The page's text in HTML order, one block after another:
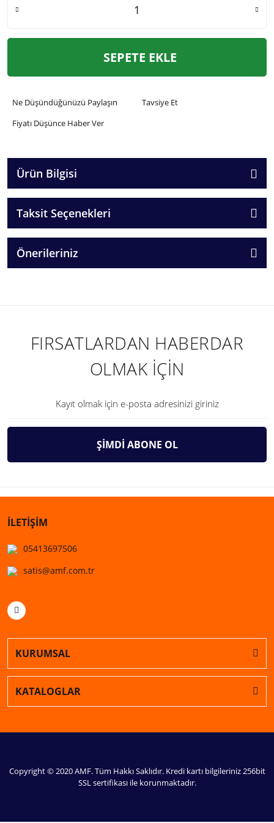
SEPETE EKLE
Ne Düşündüğünüzü Paylaşın
Tavsiye Et
Fiyatı Düşünce Haber Ver
Ürün Bilgisi
Taksit Seçenekleri
Önerileriniz
FIRSATLARDAN HABERDAR
OLMAK İÇİN
ŞİMDİ ABONE OL
İLETİŞİM
05413697506
satis@amf.com.tr
KURUMSAL
KATALOGLAR
Copyright © 2020 AMF. Tüm Hakkı Saklıdır. Kredi kartı bilgileriniz 256bit
SSL sertifikası ile korunmaktadır.